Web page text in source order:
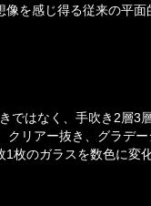
を感じ得る従来の平
ではなく、手吹き2層3
リアー抜き、グラデ
枚のガラスを数色に変